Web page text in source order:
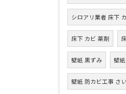
シロアリ業者 床下
床下 カビ 薬剤
壁紙 黒ずみ 壁
壁紙 防カビ工事 さ